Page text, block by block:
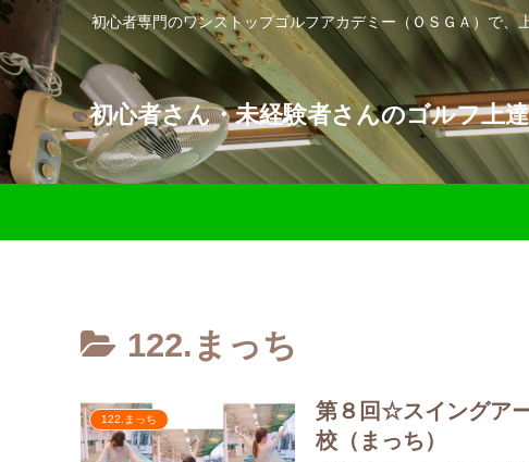
初心者専門のワンストップゴルフアカデミー（ＯＳＧＡ）で、
初心者さん・未経験者さんのゴルフ上
122.まっち
122.まっち
第８回☆スイングア
校（まっち）